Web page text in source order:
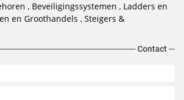
Beveiligingssystemen
Ladders en
en Groothandels
Steigers &
Contact